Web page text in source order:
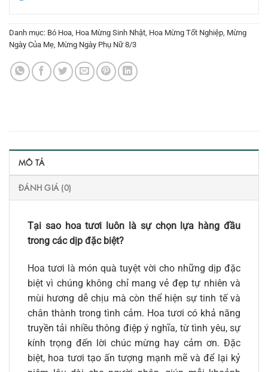
Danh mục: Bó Hoa, Hoa Mừng Sinh Nhật, Hoa Mừng Tốt Nghiệp, Mừng
Ngày Của Mẹ, Mừng Ngày Phụ Nữ 8/3
MÔ TẢ
ĐÁNH GIÁ (0)
Tại sao hoa tươi luôn là sự chọn lựa hàng đầu
trong các dịp đặc biệt?
Hoa tươi là món quà tuyệt vời cho những dịp đặc
biệt vì chúng không chỉ mang vẻ đẹp tự nhiên và
mùi hương dễ chịu mà còn thể hiện sự tinh tế và
chân thành trong tình cảm. Hoa tươi có khả năng
truyền tải nhiều thông điệp ý nghĩa, từ tình yêu, sự
kính trọng đến lời chúc mừng hay cảm ơn. Đặc
biệt, hoa tươi tạo ấn tượng mạnh mẽ và để lại kỷ